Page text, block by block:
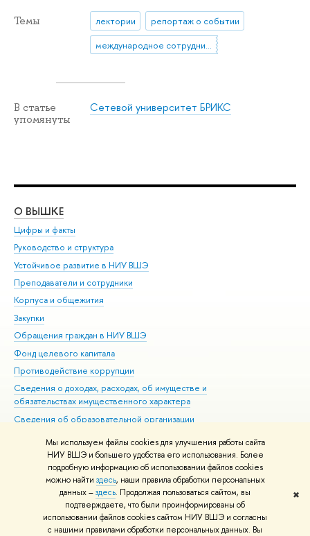
Мы используем файлы cookies для улучшения работы сайта
НИУ ВШЭ и большего удобства его использования. Более
подробную информацию об использовании файлов cookies
можно найти здесь, наши правила обработки персональных
данных –здесь. Продолжая пользоваться сайтом, вы
подтверждаете, что были проинформированы об
использовании файлов cookies сайтом НИУ ВШЭ и согласны
с нашими правилами обработки персональных данных. Вы
✖
Темы лектории
репортаж о событии
В статье
упомянуты
Сетевой университет БРИКС
О ВЫШКЕ
Цифры и факты
Руководство и структура
Устойчивое развитие в НИУ ВШЭ
Преподаватели и сотрудники
Корпуса и общежития
Закупки
Обращения граждан в НИУ ВШЭ
Фонд целевого капитала
Противодействие коррупции
Сведения о доходах, расходах, об имуществе и
обязательствах имущественного характера
Сведения об образовательной организации
Людям с ограниченными возможностями здоровья
Единая платежная страница
Работа в Вышке
© НИУ ВШЭ 1993–2026 Адреса и контакты Условия использования
материалов Политика конфиденциальности Карта сайта